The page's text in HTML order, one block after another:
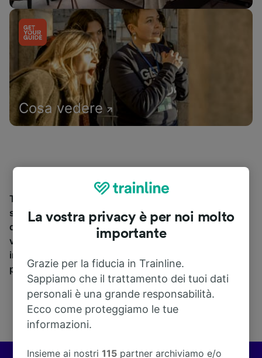
Cosa vedere
Trova le informazioni relative alla stazione e ai suoi
servizi, consulta gli orari dei treni e prenota i biglietti
da e per Mörrum station. Trainline opera in 45 paesi e
vende biglietti di 270 compagnie ferroviarie e pullman
incluse
portare da Mörrum station.
La vostra privacy è per noi molto
importante
Grazie per la fiducia in Trainline.
Sappiamo che il trattamento dei tuoi dati
personali è una grande responsabilità.
Ecco come proteggiamo le tue
informazioni.
Insieme ai nostri115 partner archiviamo e/o